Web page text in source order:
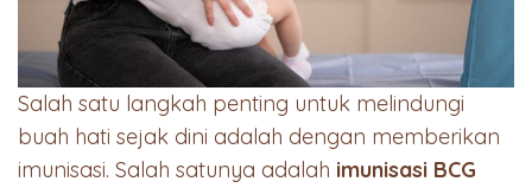
Salah satu langkah penting untuk melindungi
buah hati sejak dini adalah dengan memberikan
imunisasi. Salah satunya adalah imunisasi BCG